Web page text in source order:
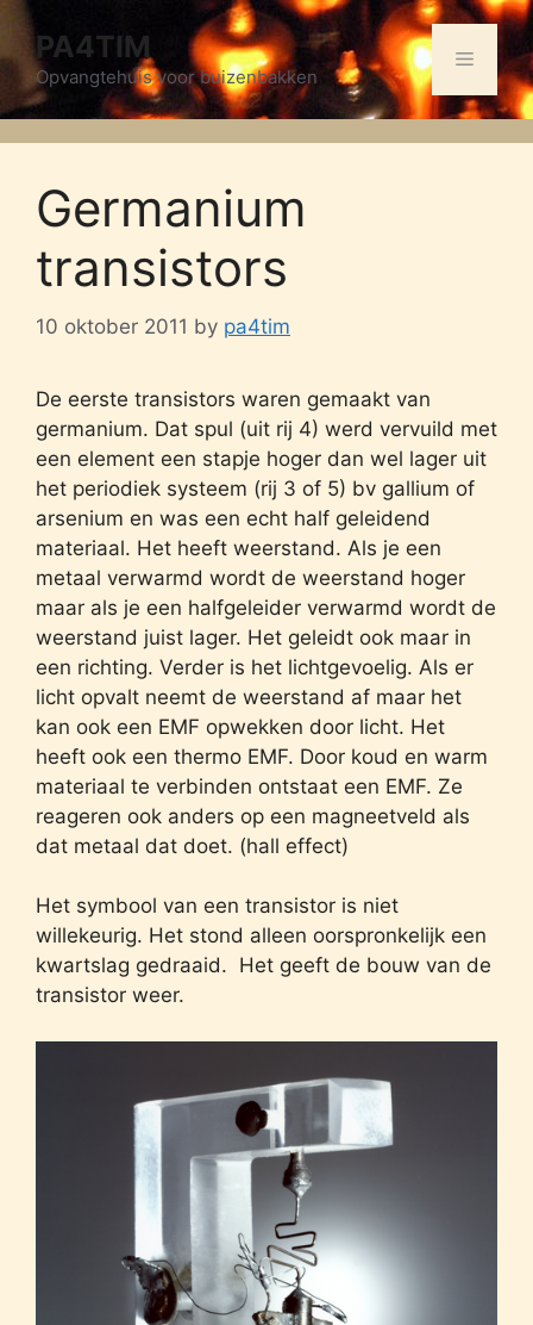
Skip
content
PA4TIM
Opvangtehuis voor buizenbakken
Menu
Germanium
transistors
10 oktober 2011 by pa4tim
De eerste transistors waren gemaakt van
germanium. Dat spul (uit rij 4) werd vervuild met
een element een stapje hoger dan wel lager uit
het periodiek systeem (rij 3 of 5) bv gallium of
arsenium en was een echt half geleidend
materiaal. Het heeft weerstand. Als je een
metaal verwarmd wordt de weerstand hoger
maar als je een halfgeleider verwarmd wordt de
weerstand juist lager. Het geleidt ook maar in
een richting. Verder is het lichtgevoelig. Als er
licht opvalt neemt de weerstand af maar het
kan ook een EMF opwekken door licht. Het
heeft ook een thermo EMF. Door koud en warm
materiaal te verbinden ontstaat een EMF. Ze
reageren ook anders op een magneetveld als
dat metaal dat doet. (hall effect)
Het symbool van een transistor is niet
willekeurig. Het stond alleen oorspronkelijk een
kwartslag gedraaid. Het geeft de bouw van de
transistor weer.